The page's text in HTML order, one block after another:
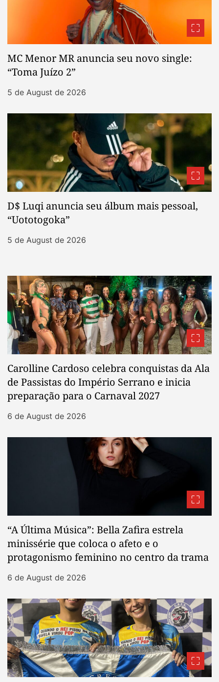
MC Menor MR anuncia seu novo single:
“Toma Juízo 2”
5 de August de 2026
D$ Luqi anuncia seu álbum mais pessoal,
“Uototogoka”
5 de August de 2026
Carolline Cardoso celebra conquistas da Ala
de Passistas do Império Serrano e inicia
preparação para o Carnaval 2027
6 de August de 2026
“A Última Música”: Bella Zafira estrela
minissérie que coloca o afeto e o
protagonismo feminino no centro da trama
6 de August de 2026